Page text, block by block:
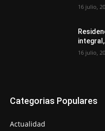
16 julio,
16 julio,
Categorias Populares
Actualidad